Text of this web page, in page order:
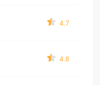
4.7
4.8